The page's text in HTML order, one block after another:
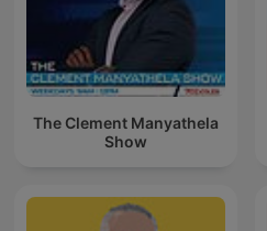
The Clement Manyathela
Show